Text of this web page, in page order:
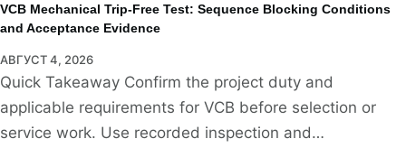
VCB Mechanical Trip-Free Test: Sequence Blocking Conditions
and Acceptance Evidence
АВГУСТ 4, 2026
Quick Takeaway Confirm the project duty and
applicable requirements for VCB before selection or
service work. Use recorded inspection and…